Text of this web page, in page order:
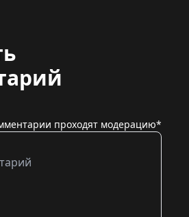
проходят модерацию*